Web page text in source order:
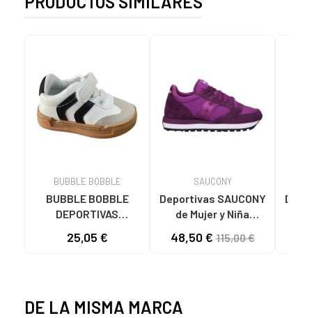
BUBBLE BOBBLE
BUBBLE BOBBLE
DEPORTIVAS
NEGRAS NEGRO
25,05 €
SAUCONY
Deportivas SAUCONY
de Mujer y Niña
DEPORTIVAS JAZZ
48,50 €115,00 €
DE LA MISMA MARCA